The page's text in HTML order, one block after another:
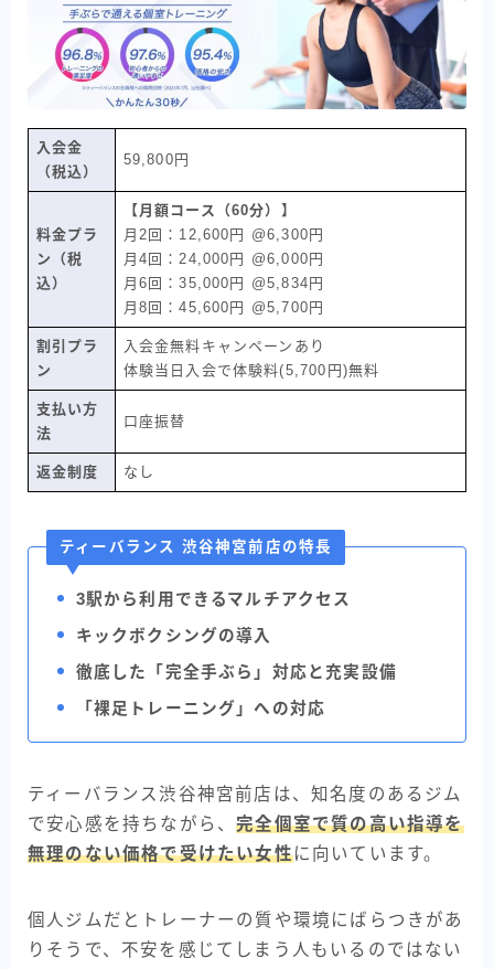
入会金
（税込）
59,800円
料金プラ
ン（税
込）
【月額コース（60分） 】
月2回：12,600円 @6,300円
月4回：24,000円 @6,000円
月6回：35,000円 @5,834円
月8回：45,600円 @5,700円
割引プラ
ン
入会金無料キャンペーンあり
体験当日入会で体験料(5,700円)無料
支払い方
法
口座振替
返金制度 なし
ティーバランス 渋谷神宮前店の特長
3駅から利用できるマルチアクセス
キックボクシングの導入
徹底した「完全手ぶら」対応と充実設備
「裸足トレーニング」への対応
ティーバランス渋谷神宮前店は、知名度のあるジム
で安心感を持ちながら、完全個室で質の高い指導を
無理のない価格で受けたい女性に向いています。
個人ジムだとトレーナーの質や環境にばらつきがあ
りそうで、不安を感じてしまう人もいるのではない